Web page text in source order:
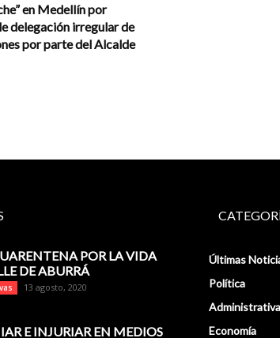
en Medellín por
delegación irregular de
por parte del Alcalde
POR LA VIDA
DE ABURRÁ
13 agosto, 2020
E INJURIAR EN MEDIOS
Últimas
Política
Economía